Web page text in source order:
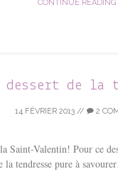
CONTINUE
dessert de la
14 FÉVRIER 2013 // 2
Saint-Valentin! Pour ce
la tendresse pure à